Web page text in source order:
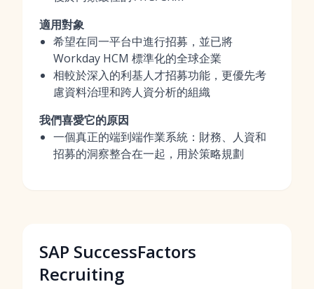
適用對象
希望在同一平台中進行招募，並已將
Workday HCM 標準化的全球企業
相較於深入的利基人才招募功能，更優先考
慮資料治理和跨人資分析的組織
我們喜愛它的原因
一個真正的端到端作業系統：財務、人資和
招募的洞察整合在一起，用於策略規劃
SAP SuccessFactors
Recruiting